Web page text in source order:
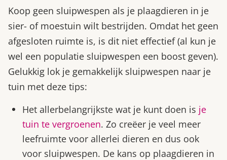
Koop geen sluipwespen als je plaagdieren in je
sier- of moestuin wilt bestrijden. Omdat het geen
afgesloten ruimte is, is dit niet effectief (al kun je
wel een populatie sluipwespen een boost geven).
Gelukkig lok je gemakkelijk sluipwespen naar je
tuin met deze tips:
Het allerbelangrijkste wat je kunt doen is je
tuin te vergroenen. Zo creëer je veel meer
leefruimte voor allerlei dieren en dus ook
voor sluipwespen. De kans op plaagdieren in